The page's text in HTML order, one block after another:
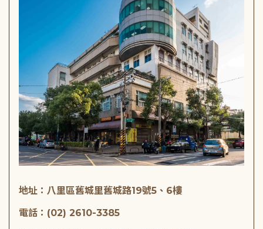
地址：八里區舊城里舊城路19號5、6樓
電話：(02) 2610-3385